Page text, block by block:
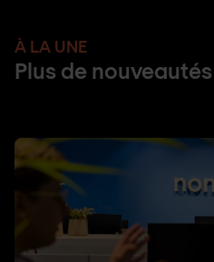
À LA UNE
Plus de nouveautés